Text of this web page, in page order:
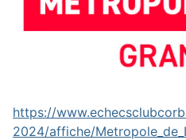
https://
2024/affiche/